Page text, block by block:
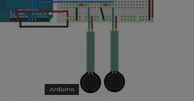
Arduino